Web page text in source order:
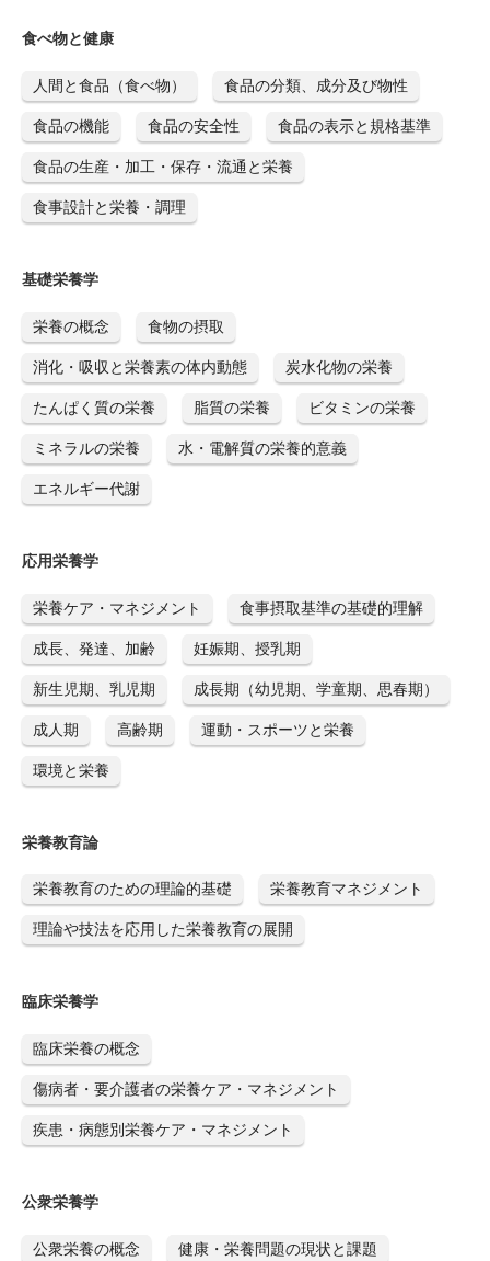
食べ物と健康
人間と食品（食べ物） 食品の分類、成分及び物性
食品の機能 食品の安全性 食品の表示と規格基準
食品の生産・加工・保存・流通と栄養
食事設計と栄養・調理
基礎栄養学
栄養の概念 食物の摂取
消化・吸収と栄養素の体内動態 炭水化物の栄養
たんぱく質の栄養 脂質の栄養 ビタミンの栄養
ミネラルの栄養 水・電解質の栄養的意義
エネルギー代謝
応用栄養学
栄養ケア・マネジメント 食事摂取基準の基礎的理解
成長、発達、加齢 妊娠期、授乳期
新生児期、乳児期 成長期（幼児期、学童期、思春期）
成人期 高齢期 運動・スポーツと栄養
環境と栄養
栄養教育論
栄養教育のための理論的基礎 栄養教育マネジメント
理論や技法を応用した栄養教育の展開
臨床栄養学
臨床栄養の概念
傷病者・要介護者の栄養ケア・マネジメント
疾患・病態別栄養ケア・マネジメント
公衆栄養学
公衆栄養の概念 健康・栄養問題の現状と課題